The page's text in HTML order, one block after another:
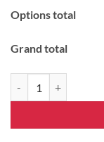
Options total
Grand total